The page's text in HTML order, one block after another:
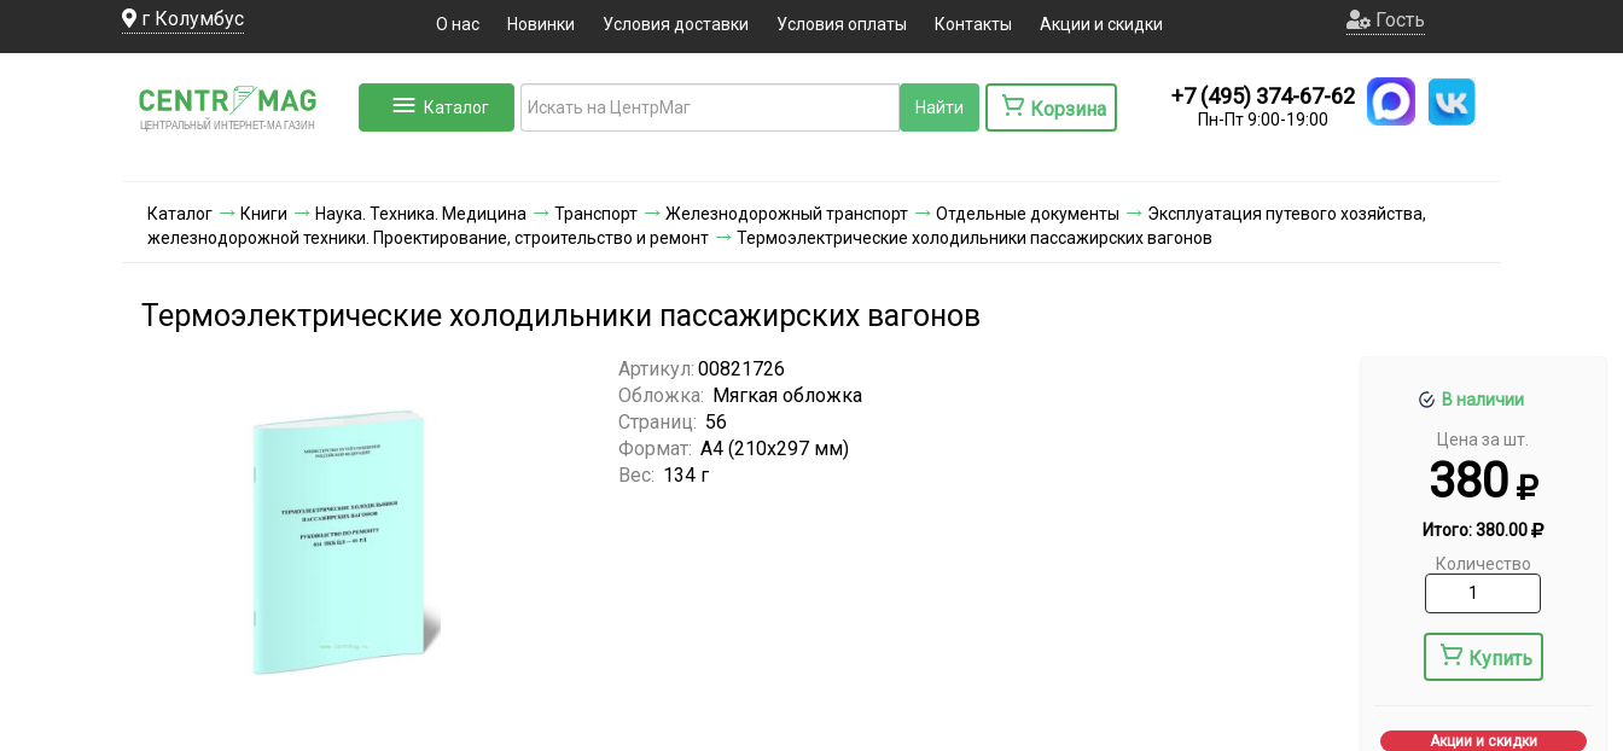
г Колумбус О нас Новинки Условия доставки Условия оплаты Контакты Акции и скидки Гость
ЦЕНТРАЛЬНЫЙ ИНТЕРНЕТ-МА ГАЗИН
Каталог Корзина
+7 (495) 374-67-62
Пн-Пт 9:00-19:00
Каталог Книги Наука. Техника. Медицина Транспорт Железнодорожный транспорт Отдельные документы
Эксплуатация путевого хозяйства,
железнодорожной техники. Проектирование, строительство и ремонт
Термоэлектрические холодильники пассажирских вагонов
Термоэлектрические холодильники пассажирских вагонов
В наличии
Цена за шт.
380
Итого:380.00
Количество
Купить
Акции и скидки
Артикул: 00821726
Обложка: Мягкая обложка
Страниц: 56
Формат: А4 (210х297 мм)
Вес: 134 г